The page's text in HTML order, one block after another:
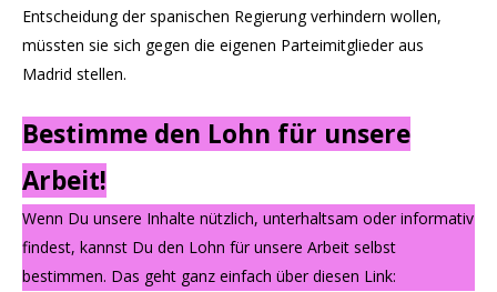
Entscheidung der spanischen Regierung verhindern wollen,
müssten sie sich gegen die eigenen Parteimitglieder aus
Madrid stellen.
Bestimme den Lohn für unsere
Arbeit!
Wenn Du unsere Inhalte nützlich, unterhaltsam oder informativ
findest, kannst Du den Lohn für unsere Arbeit selbst
bestimmen. Das geht ganz einfach über diesen Link: